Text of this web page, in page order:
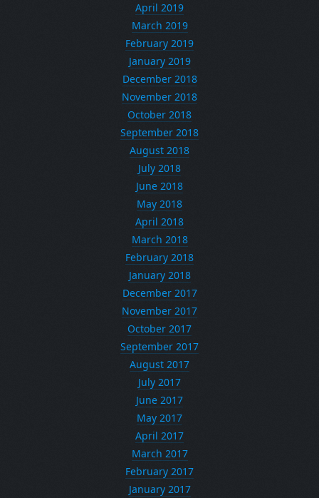
April 2019
March 2019
February 2019
January 2019
December 2018
November 2018
October 2018
September 2018
August 2018
July 2018
June 2018
May 2018
April 2018
March 2018
February 2018
January 2018
December 2017
November 2017
October 2017
September 2017
August 2017
July 2017
June 2017
May 2017
April 2017
March 2017
February 2017
January 2017